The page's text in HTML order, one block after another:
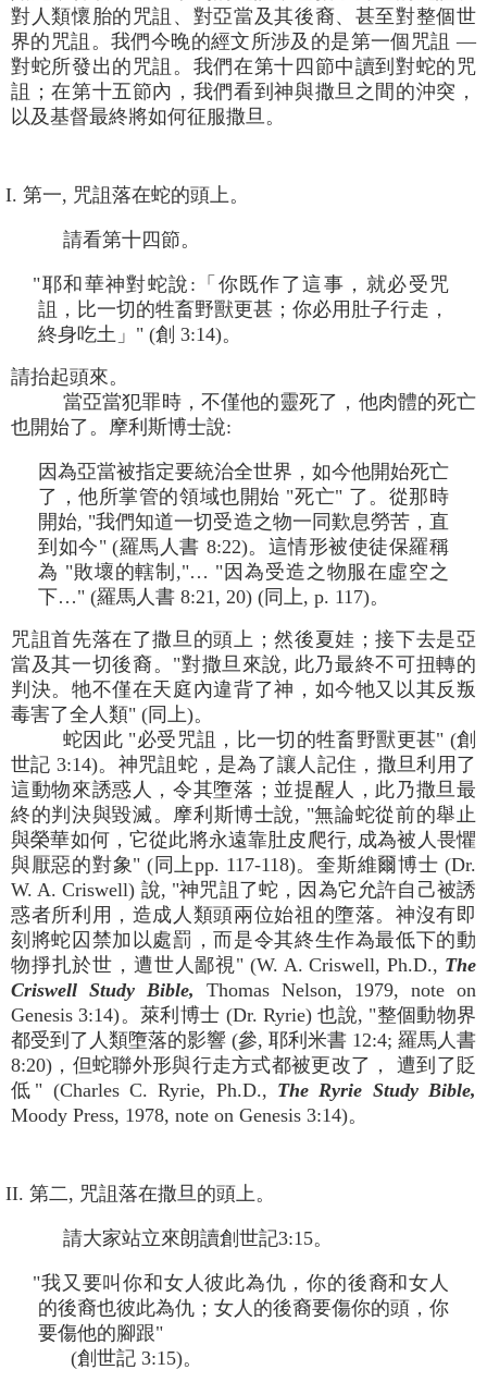
對人類懷胎的咒詛、對亞當及其後裔、甚至對整個世
界的咒詛。我們今晚的經文所涉及的是第一個咒詛 —
對蛇所發出的咒詛。我們在第十四節中讀到對蛇的咒
詛；在第十五節內，我們看到神與撒旦之間的沖突，
以及基督最終將如何征服撒旦。
I. 第一, 咒詛落在蛇的頭上。
請看第十四節。
"耶和華神對蛇說:「你既作了這事，就必受咒
詛，比一切的牲畜野獸更甚；你必用肚子行走，
終身吃土」" (創 3:14)。
請抬起頭來。
當亞當犯罪時，不僅他的靈死了，他肉體的死亡
也開始了。摩利斯博士說:
因為亞當被指定要統治全世界，如今他開始死亡
了，他所掌管的領域也開始 "死亡" 了。從那時
開始, "我們知道一切受造之物一同歎息勞苦，直
到如今" (羅馬人書 8:22)。這情形被使徒保羅稱
為 "敗壞的轄制,"… "因為受造之物服在虛空之
下…" (羅馬人書 8:21, 20) (同上, p. 117)。
咒詛首先落在了撒旦的頭上；然後夏娃；接下去是亞
當及其一切後裔。"對撒旦來說, 此乃最終不可扭轉的
判決。牠不僅在天庭內違背了神，如今牠又以其反叛
毒害了全人類" (同上)。
蛇因此 "必受咒詛，比一切的牲畜野獸更甚" (創
世記 3:14)。神咒詛蛇，是為了讓人記住，撒旦利用了
這動物來誘惑人，令其墮落；並提醒人，此乃撒旦最
終的判決與毀滅。摩利斯博士說, "無論蛇從前的舉止
與榮華如何，它從此將永遠靠肚皮爬行, 成為被人畏懼
與厭惡的對象" (同上pp. 117-118)。奎斯維爾博士 (Dr.
W. A. Criswell) 說, "神咒詛了蛇，因為它允許自己被誘
惑者所利用，造成人類頭兩位始祖的墮落。神沒有即
刻將蛇囚禁加以處罰，而是令其終生作為最低下的動
物掙扎於世，遭世人鄙視" (W. A. Criswell, Ph.D., The
Criswell Study Bible, Thomas Nelson, 1979, note on
Genesis 3:14)。萊利博士 (Dr. Ryrie) 也說, "整個動物界
都受到了人類墮落的影響 (參, 耶利米書 12:4; 羅馬人書
8:20)，但蛇聯外形與行走方式都被更改了， 遭到了貶
低" (Charles C. Ryrie, Ph.D., The Ryrie Study Bible,
Moody Press, 1978, note on Genesis 3:14)。
II. 第二, 咒詛落在撒旦的頭上。
請大家站立來朗讀創世記3:15。
"我又要叫你和女人彼此為仇，你的後裔和女人
的後裔也彼此為仇；女人的後裔要傷你的頭，你
要傷他的腳跟"
(創世記 3:15)。